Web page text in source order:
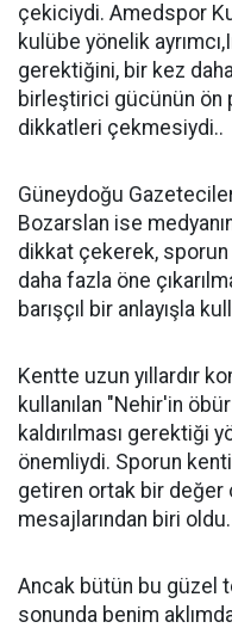
çekiciydi. Amedspor
kulübe yönelik
gerektiğini, bir kez
birleştirici gücünün ön
dikkatleri çekmesiydi..
Güneydoğu
Bozarslan ise
dikkat çekerek, sporun
daha fazla öne
barışçıl bir anlayışla
Kentte uzun yıllardır
kullanılan "Nehir'in
kaldırılması gerektiği
önemliydi. Sporun
getiren ortak bir değer
mesajlarından biri oldu.
Ancak bütün bu güzel
sonunda benim